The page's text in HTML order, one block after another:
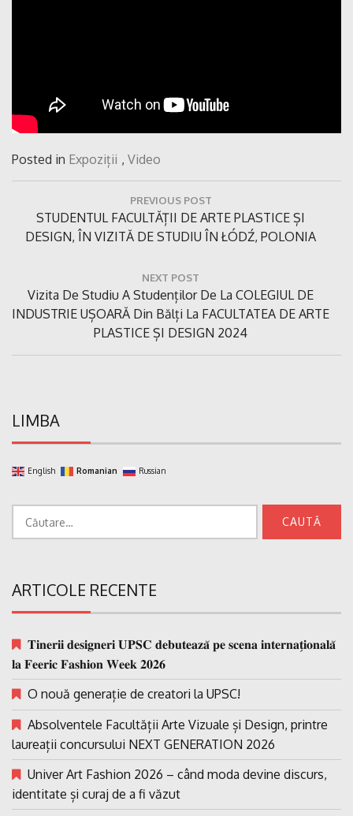
Posted in Expoziții , Video
articole
PREVIOUS POST
Previous
Post:
STUDENTUL FACULTĂȚII DE ARTE PLASTICE ȘI
DESIGN, ÎN VIZITĂ DE STUDIU ÎN ŁÓDŹ, POLONIA
NEXT POST
Next
Post:
Vizita De Studiu A Studenților De La COLEGIUL DE
INDUSTRIE UȘOARĂ Din Bălți La FACULTATEA DE ARTE
PLASTICE ȘI DESIGN 2024
LIMBA
English Romanian Russian
ARTICOLE RECENTE
𝐓𝐢𝐧𝐞𝐫𝐢𝐢 𝐝𝐞𝐬𝐢𝐠𝐧𝐞𝐫𝐢 𝐔𝐏𝐒𝐂 𝐝𝐞𝐛𝐮𝐭𝐞𝐚𝐳𝐚̆ 𝐩𝐞 𝐬𝐜𝐞𝐧𝐚 𝐢𝐧𝐭𝐞𝐫𝐧𝐚𝐭̗𝐢𝐨𝐧𝐚𝐥𝐚̆
𝐥𝐚 𝐅𝐞𝐞𝐫𝐢𝐜 𝐅𝐚𝐬𝐡𝐢𝐨𝐧 𝐖𝐞𝐞𝐤 𝟐𝟎𝟐𝟔
O nouă generație de creatori la UPSC!
Absolventele Facultății Arte Vizuale și Design, printre
laureații concursului NEXT GENERATION 2026
Univer Art Fashion 2026 – când moda devine discurs,
identitate și curaj de a fi văzut